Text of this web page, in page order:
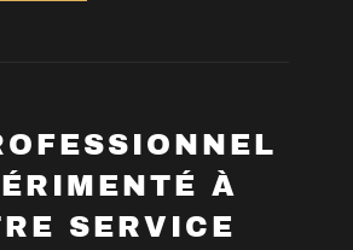
À
SERVICE